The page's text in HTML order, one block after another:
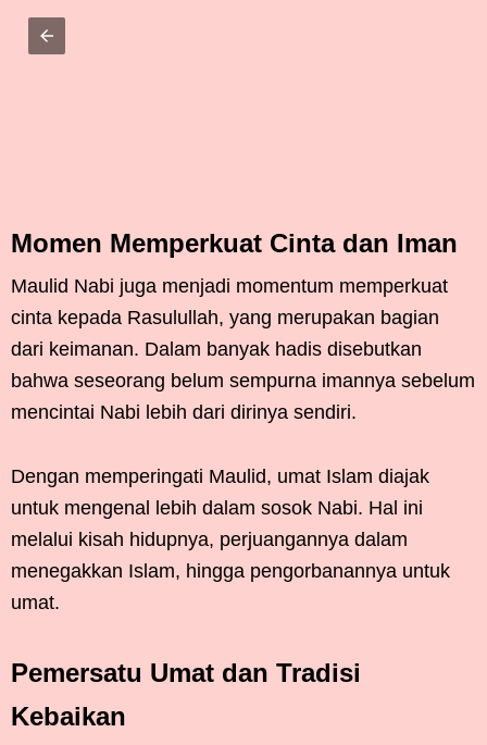
Momen Memperkuat Cinta dan Iman
Maulid Nabi juga menjadi momentum memperkuat
cinta kepada Rasulullah, yang merupakan bagian
dari keimanan. Dalam banyak hadis disebutkan
bahwa seseorang belum sempurna imannya sebelum
mencintai Nabi lebih dari dirinya sendiri.
Dengan memperingati Maulid, umat Islam diajak
untuk mengenal lebih dalam sosok Nabi. Hal ini
melalui kisah hidupnya, perjuangannya dalam
menegakkan Islam, hingga pengorbanannya untuk
umat.
Pemersatu Umat dan Tradisi
Kebaikan